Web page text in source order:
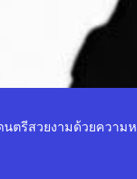
นตรีสวยงามด้วยความ